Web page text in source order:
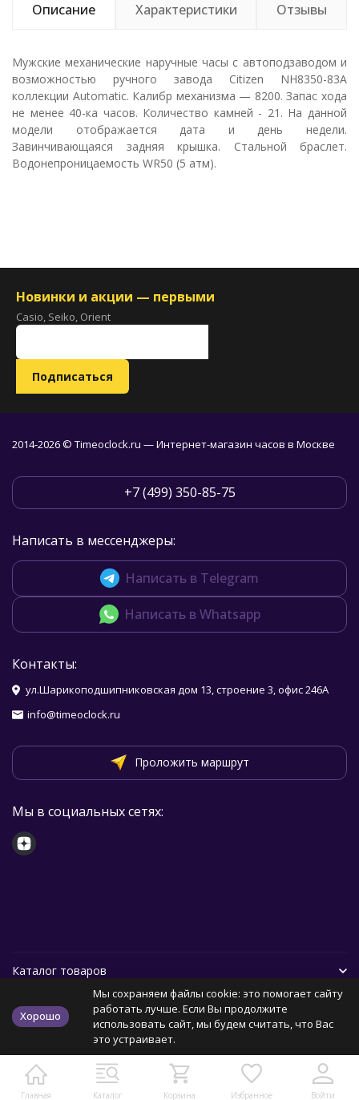
Описание Характеристики Отзывы
Мужские механические наручные часы с автоподзаводом и
возможностью ручного завода Citizen NH8350-83A
коллекции Automatic. Калибр механизма — 8200. Запас хода
не менее 40-ка часов. Количество камней - 21. На данной
модели отображается дата и день недели.
Завинчивающаяся задняя крышка. Стальной браслет.
Водонепроницаемость WR50 (5 атм).
Главная Каталог Корзина Избранное Войти
Новинки и акции — первыми
Casio, Seiko, Orient
2014-2026 © Timeoclock.ru — Интернет-магазин часов в Москве
+7 (499) 350-85-75
Написать в мессенджеры:
Написать в Telegram
Написать в Whatsapp
Контакты:
ул.Шарикоподшипниковская дом 13, строение 3, офис 246А
info@timeoclock.ru
Проложить маршрут
Мы в социальных сетях:
Каталог товаров
Помощь
Политика персональных данных Карта сайта
Хорошо
Мы сохраняем файлы cookie: это помогает сайту
работать лучше. Если Вы продолжите
использовать сайт, мы будем считать, что Вас
это устраивает.